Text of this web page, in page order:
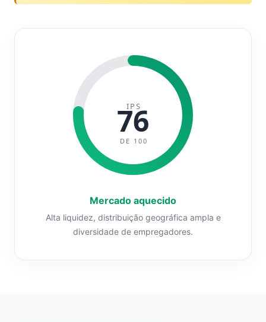
IPS
76
DE 100
Mercado aquecido
Alta liquidez, distribuição geográfica ampla e
diversidade de empregadores.